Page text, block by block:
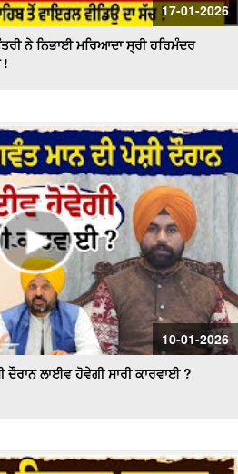
17-01-2026
ਨੇ ਨਿਭਾਈ ਮਰਿਆਦਾ ਸ੍ਰੀ ਹਰਿਮੰਦਰ
!
10-01-2026
ਦੌਰਾਨ ਲਾਈਵ ਹੋਵੇਗੀ ਸਾਰੀ ਕਾਰਵਾਈ ?